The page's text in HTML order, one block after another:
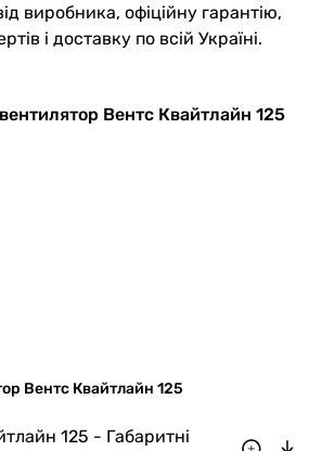
виробника, офіційну гарантію,
і доставку по всій Україні.
Вентс Квайтлайн 125
Вентс Квайтлайн 125
125 - Габаритні